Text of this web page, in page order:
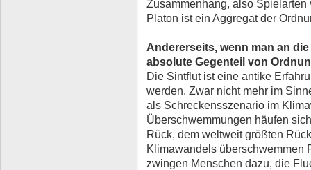
Zusammenhang, also
Platon ist ein Aggregat der
Andererseits, wenn man an
absolute Gegenteil von
Die Sintflut ist eine antike
werden. Zwar nicht mehr im
als Schreckensszenario im
Überschwemmungen häufen
Rück, dem weltweit größten
Klimawandels überschwemmen
zwingen Menschen dazu, die